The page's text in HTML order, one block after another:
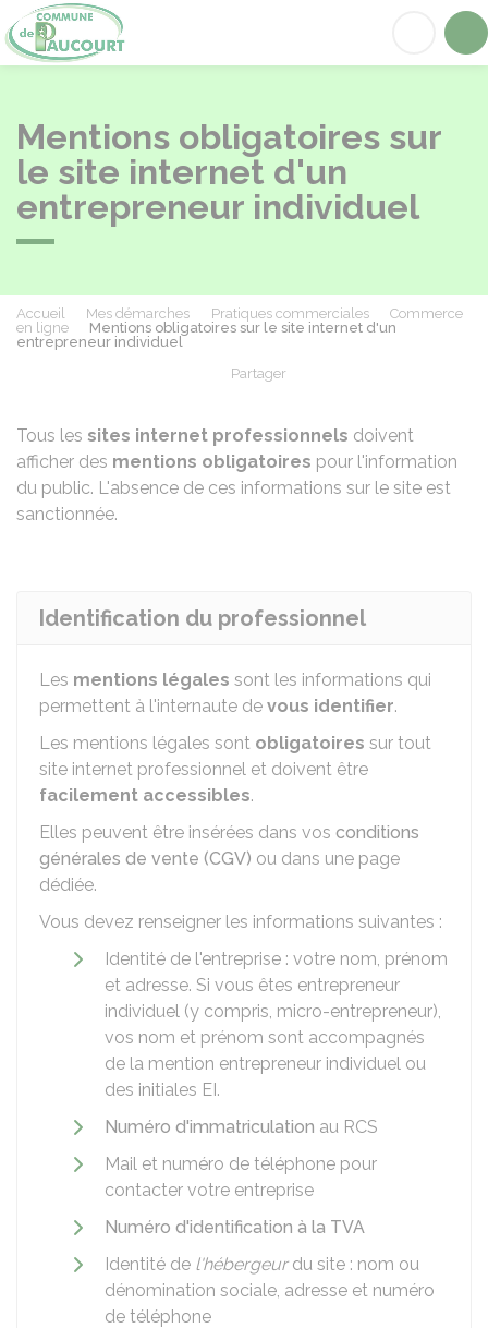
Mentions obligatoires sur
le site internet d'un
entrepreneur individuel
Accueil Mes démarches Pratiques commerciales
Commerce
en ligne
Mentions obligatoires sur le site internet d'un
entrepreneur individuel
Partager
Tous les sites internet professionnels doivent
afficher des mentions obligatoires pour l'information
du public. L'absence de ces informations sur le site est
sanctionnée.
Identification du professionnel
Les mentions légales sont les informations qui
permettent à l'internaute de vous identifier.
Les mentions légales sont obligatoires sur tout
site internet professionnel et doivent être
facilement accessibles.
Elles peuvent être insérées dans vos conditions
générales de vente (CGV) ou dans une page
dédiée.
Vous devez renseigner les informations suivantes :
Identité de l'entreprise : votre nom, prénom
et adresse. Si vous êtes entrepreneur
individuel (y compris, micro-entrepreneur),
vos nom et prénom sont accompagnés
de la mention entrepreneur individuel ou
des initiales EI.
Numéro d'immatriculation au RCS
Mail et numéro de téléphone pour
contacter votre entreprise
Numéro d'identification à la TVA
Identité de l'hébergeurdu site : nom ou
dénomination sociale, adresse et numéro
de téléphone